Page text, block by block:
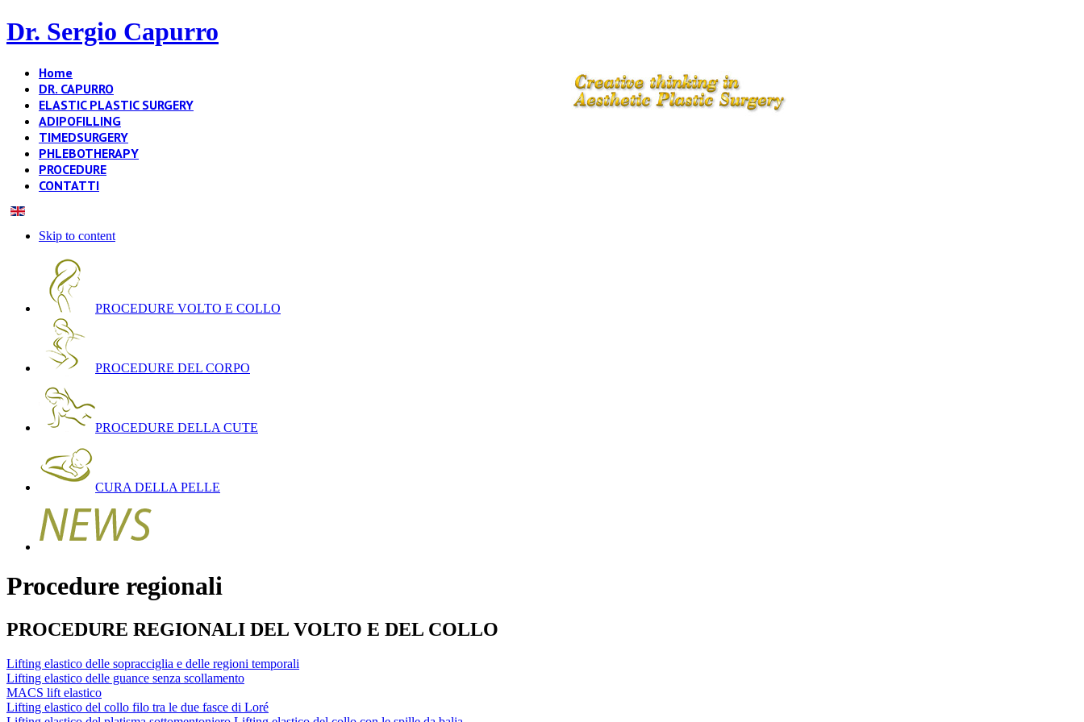
Dr. Sergio Capurro
Home
DR. CAPURRO
ELASTIC PLASTIC SURGERY
ADIPOFILLING
TIMEDSURGERY
PHLEBOTHERAPY
PROCEDURE
CONTATTI
Skip to content
PROCEDURE VOLTO E COLLO
PROCEDURE DEL CORPO
PROCEDURE DELLA CUTE
CURA DELLA PELLE
Procedure regionali
PROCEDURE REGIONALI DEL VOLTO E DEL COLLO
Lifting elastico delle sopracciglia e delle regioni temporali
Lifting elastico delle guance senza scollamento
MACS lift elastico
Lifting elastico del collo filo tra le due fasce di Loré